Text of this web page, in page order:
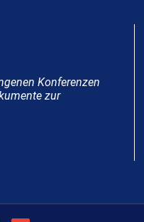
Konferenzen
zur